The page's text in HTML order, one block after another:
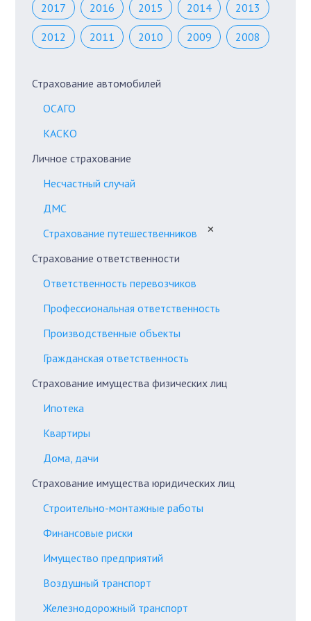
2017 2016 2015 2014 2013
2012 2011 2010 2009 2008
Страхование автомобилей
ОСАГО
КАСКО
Личное страхование
Несчастный случай
ДМС
Страхование путешественников
✕
Страхование ответственности
Ответственность перевозчиков
Профессиональная ответственность
Производственные объекты
Гражданская ответственность
Страхование имущества физических лиц
Ипотека
Квартиры
Дома, дачи
Страхование имущества юридических лиц
Строительно-монтажные работы
Финансовые риски
Имущество предприятий
Воздушный транспорт
Железнодорожный транспорт